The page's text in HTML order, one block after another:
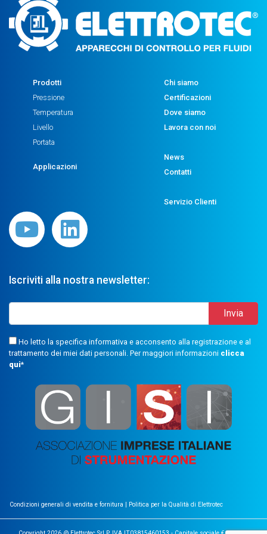
Prodotti
Pressione
Temperatura
Livello
Portata
Applicazioni
Chi siamo
Certificazioni
Dove siamo
Lavora con noi
News
Contatti
Servizio Clienti
Iscriviti alla nostra newsletter:
Ho letto la specifica informativa e acconsento alla registrazione e al
trattamento dei miei dati personali. Per maggiori informazioni clicca
qui*
Condizioni generali di vendita e fornitura | Politica per la Qualità di Elettrotec